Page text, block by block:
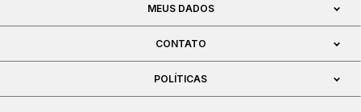
MEUS DADOS
CONTATO
POLÍTICAS